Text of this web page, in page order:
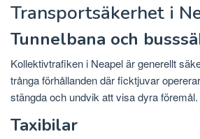
Transportsäkerhet i
Tunnelbana och
Kollektivtrafiken i Neapel är generellt
trånga förhållanden där ficktjuvar
stängda och undvik att visa dyra föremål.
Taxibilar